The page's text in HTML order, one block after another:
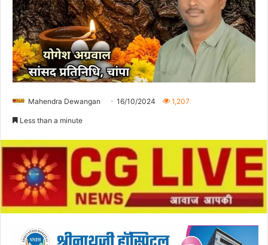
Mahendra Dewangan 16/10/2024 1,207
Less than a minute